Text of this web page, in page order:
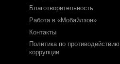
Благотворительность
Работа в «Мобайлзон»
Контакты
Политика по противодействию
коррупции